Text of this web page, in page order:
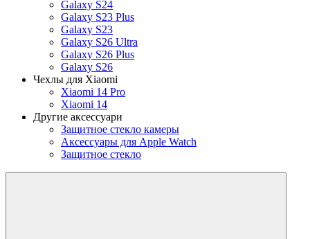
Galaxy S24
Galaxy S23 Plus
Galaxy S23
Galaxy S26 Ultra
Galaxy S26 Plus
Galaxy S26
Чехлы для Xiaomi
Xiaomi 14 Pro
Xiaomi 14
Другие аксессуари
Защитное стекло камеры
Аксессуары для Apple Watch
Защитное стекло